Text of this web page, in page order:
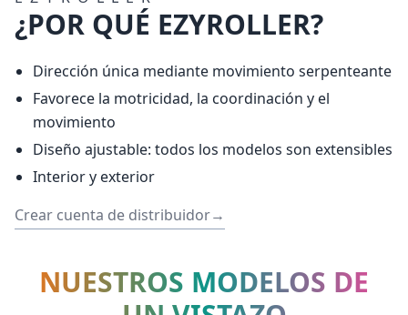
¿POR QUÉ EZYROLLER?
Dirección única mediante movimiento serpenteante
Favorece la motricidad, la coordinación y el
movimiento
Diseño ajustable: todos los modelos son extensibles
Interior y exterior
Crear cuenta de distribuidor→
NUESTROS MODELOS DE